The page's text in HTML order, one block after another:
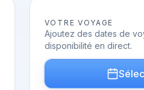
VOTRE VOYAGE
Ajoutez des dates de
disponibilité en direct.